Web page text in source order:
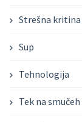
Strešna kritina
Sup
Tehnologija
Tek na smučeh